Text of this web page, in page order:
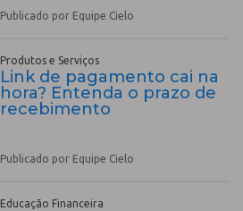
Publicado por Equipe Cielo
Produtos e Serviços
Link de pagamento cai na
hora? Entenda o prazo de
recebimento
Publicado por Equipe Cielo
Educação Financeira